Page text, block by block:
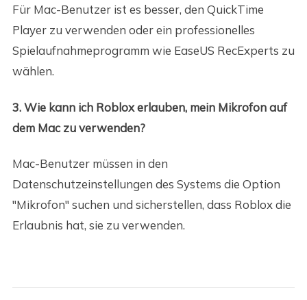
Für Mac-Benutzer ist es besser, den QuickTime
Player zu verwenden oder ein professionelles
Spielaufnahmeprogramm wie EaseUS RecExperts zu
wählen.
3. Wie kann ich Roblox erlauben, mein Mikrofon auf
dem Mac zu verwenden?
Mac-Benutzer müssen in den
Datenschutzeinstellungen des Systems die Option
"Mikrofon" suchen und sicherstellen, dass Roblox die
Erlaubnis hat, sie zu verwenden.